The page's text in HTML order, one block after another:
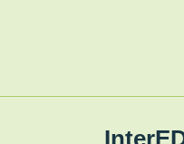
U12